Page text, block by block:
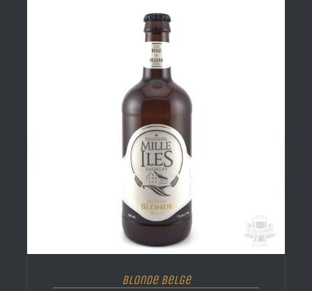
Blonde Belge